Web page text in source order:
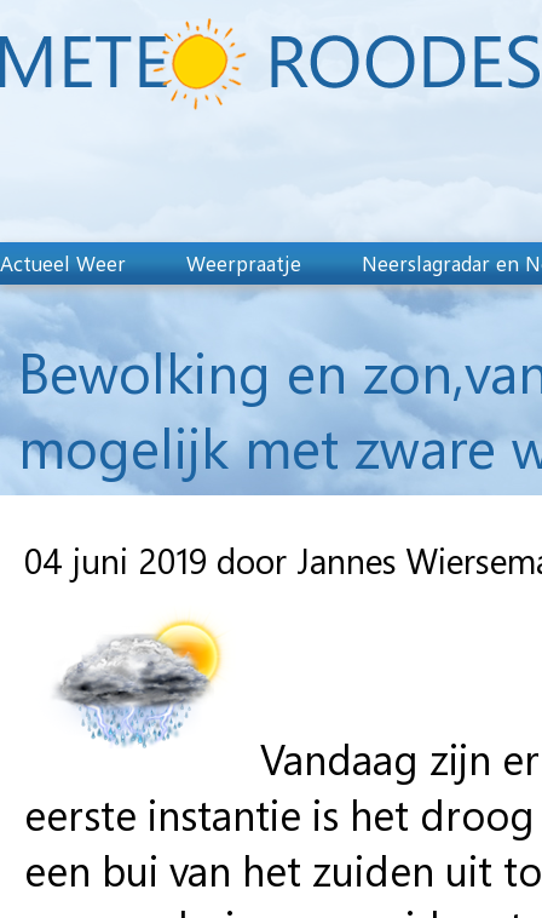
Actueel Weer Weerpraatje Neerslagradar en
Bewolking en
mogelijk met zware
04 juni 2019 door Jannes
Vandaag zijn
eerste instantie is het
een bui van het zuiden uit